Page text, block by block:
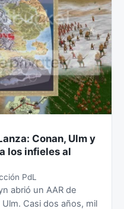
Conan, Ulm y
los infieles al
PdL
abrió un AAR de
Casi dos años, mil